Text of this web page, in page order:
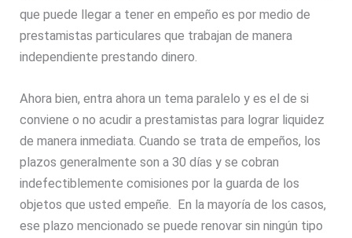
que puede llegar a tener en empeño es por medio de
prestamistas particulares que trabajan de manera
independiente prestando dinero.
Ahora bien, entra ahora un tema paralelo y es el de si
conviene o no acudir a prestamistas para lograr liquidez
de manera inmediata. Cuando se trata de empeños, los
plazos generalmente son a 30 días y se cobran
indefectiblemente comisiones por la guarda de los
objetos que usted empeñe. En la mayoría de los casos,
ese plazo mencionado se puede renovar sin ningún tipo